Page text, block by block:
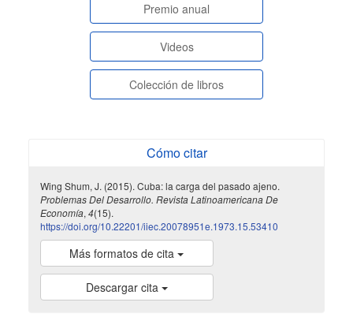
paginasespeciales
Premio anual
Videos
Colección de libros
Cómo citar
Wing Shum, J. (2015). Cuba: la carga del pasado ajeno.
Problemas Del Desarrollo. Revista Latinoamericana De
Economía, 4(15).
https://doi.org/10.22201/iiec.20078951e.1973.15.53410
Más formatos de cita
Descargar cita